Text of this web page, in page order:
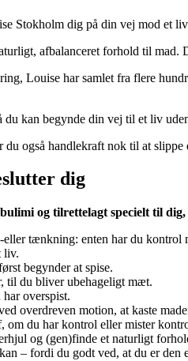
Stokholm dig på din vej mod et
afbalanceret forhold til mad.
Louise har samlet fra flere
kan begynde din vej til et liv
også handlekraft nok til at slippe
dig
og tilrettelagt specielt til
tænkning: enten har du
liv.
begynder at spise.
til du bliver ubehageligt mæt.
overspist.
overdreven motion, at kaste
du har kontrol eller mister
og (gen)finde et naturligt
– fordi du godt ved, at du er den